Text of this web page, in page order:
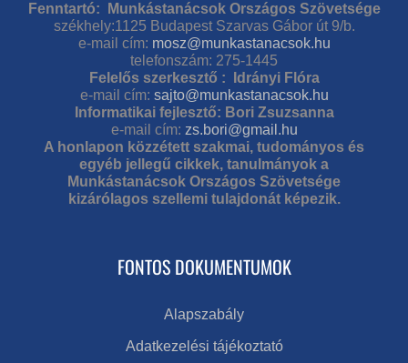
Fenntartó: Munkástanácsok Országos Szövetsége
székhely:1125 Budapest Szarvas Gábor út 9/b.
e-mail cím: mosz@munkastanacsok.hu
telefonszám: 275-1445
Felelős szerkesztő : Idrányi Flóra
e-mail cím: sajto@munkastanacsok.hu
Informatikai fejlesztő: Bori Zsuzsanna
e-mail cím: zs.bori@gmail.hu
A honlapon közzétett szakmai, tudományos és
egyéb jellegű cikkek, tanulmányok a
Munkástanácsok Országos Szövetsége
kizárólagos szellemi tulajdonát képezik.
FONTOS DOKUMENTUMOK
Alapszabály
Adatkezelési tájékoztató